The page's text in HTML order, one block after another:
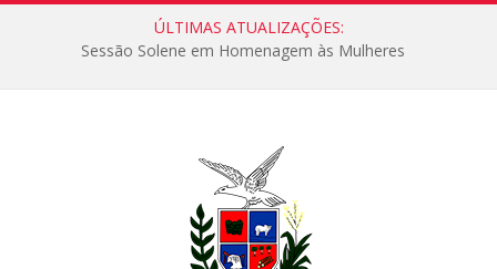
ÚLTIMAS ATUALIZAÇÕES:
Sessão Solene em Homenagem às Mulheres